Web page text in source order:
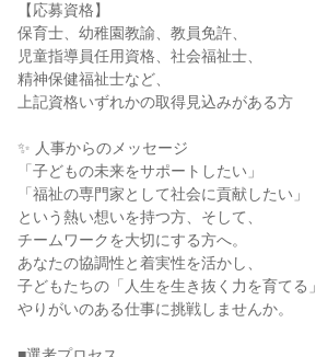
【応募資格】
保育士、幼稚園教諭、教員免許、
児童指導員任用資格、社会福祉士、
精神保健福祉士など、
上記資格いずれかの取得見込みがある方
✨ 人事からのメッセージ
「子どもの未来をサポートしたい」
「福祉の専門家として社会に貢献したい」
という熱い想いを持つ方、そして、
チームワークを大切にする方へ。
あなたの協調性と着実性を活かし、
子どもたちの「人生を生き抜く力を育てる」
やりがいのある仕事に挑戦しませんか。